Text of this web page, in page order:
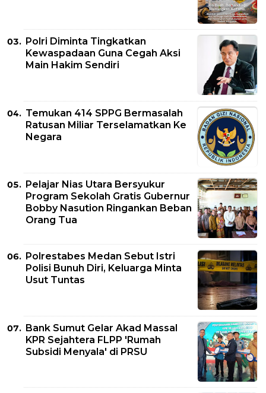
Polri Diminta Tingkatkan
Kewaspadaan Guna Cegah Aksi
Main Hakim Sendiri
Temukan 414 SPPG Bermasalah
Ratusan Miliar Terselamatkan Ke
Negara
Pelajar Nias Utara Bersyukur
Program Sekolah Gratis Gubernur
Bobby Nasution Ringankan Beban
Orang Tua
Polrestabes Medan Sebut Istri
Polisi Bunuh Diri, Keluarga Minta
Usut Tuntas
Bank Sumut Gelar Akad Massal
KPR Sejahtera FLPP 'Rumah
Subsidi Menyala' di PRSU